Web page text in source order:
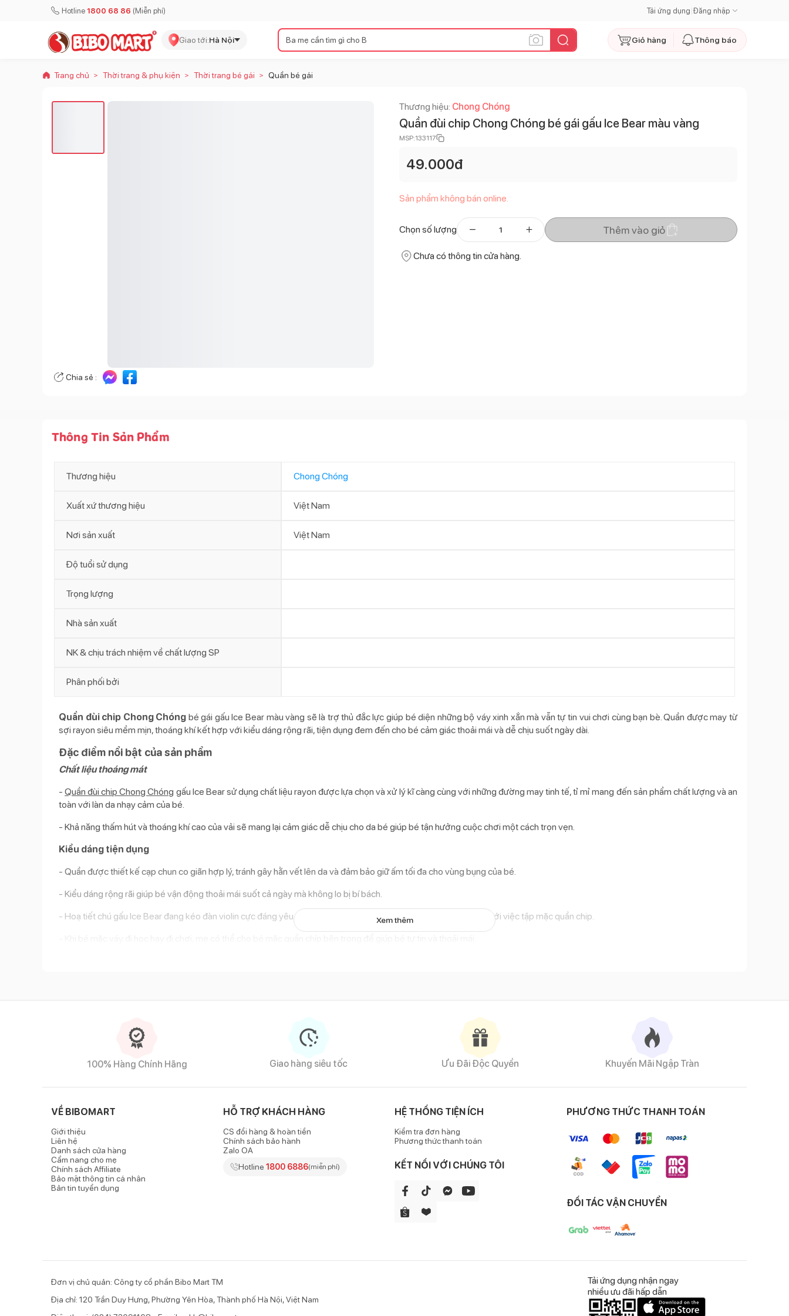
Hotline 1800 68 86 (Miễn phí) Tải ứng dụng Đăng nhập
Giao tới:Hà Nội Giỏ hàng Thông báo
Trang chủ > Thời trang & phụ kiện > Thời trang bé gái > Quần bé gái
Chia sẻ :
Thương hiệu: Chong Chóng
Quần đùi chip Chong Chóng bé gái gấu Ice Bear màu vàng
MSP:133117
49.000đ
Sản phẩm không bán online.
Chọn số lượng Thêm vào giỏ
Chưa có thông tin cửa hàng.
Thông Tin Sản Phẩm
Thương hiệu Chong Chóng
Xuất xứ thương hiệu Việt Nam
Nơi sản xuất Việt Nam
Độ tuổi sử dụng
Trọng lượng
Nhà sản xuất
NK & chịu trách nhiệm về chất lượng SP
Phân phối bởi
Quần đùi chip Chong Chóng bé gái gấu Ice Bear màu vàng sẽ là trợ thủ đắc lực giúp bé diện những bộ váy xinh xắn mà vẫn tự tin vui chơi cùng bạn bè. Quần được may từ
sợi rayon siêu mềm mịn, thoáng khí kết hợp với kiểu dáng rộng rãi, tiện dụng đem đến cho bé cảm giác thoải mái và dễ chịu suốt ngày dài.
Đặc điểm nổi bật của sản phẩm
Chất liệu thoáng mát
-Quần đùi chip Chong Chóng gấu Ice Bear sử dụng chất liệu rayon được lựa chọn và xử lý kĩ càng cùng với những đường may tinh tế, tỉ mỉ mang đến sản phẩm chất lượng và an
toàn với làn da nhạy cảm của bé.
- Khả năng thấm hút và thoáng khí cao của vải sẽ mang lại cảm giác dễ chịu cho da bé giúp bé tận hưởng cuộc chơi một cách trọn vẹn.
Kiểu dáng tiện dụng
- Quần được thiết kế cạp chun co giãn hợp lý, tránh gây hằn vết lên da và đảm bảo giữ ấm tối đa cho vùng bụng của bé.
- Kiểu dáng rộng rãi giúp bé vận động thoải mái suốt cả ngày mà không lo bị bí bách.
- Hoạ tiết chú gấu Ice Bear đang kéo đàn violin cực đáng yêu gây ấn tượng với các bạn nhỏ. Bé sẽ thích thú hơn với việc tập mặc quần chip.
Xem thêm
100% Hàng Chính Hãng Giao hàng siêu tốc Ưu Đãi Độc Quyền Khuyến Mãi Ngập Tràn
VỀ BIBOMART
Giới thiệu
Liên hệ
Danh sách cửa hàng
Cẩm nang cho mẹ
Chính sách Affiliate
Bảo mật thông tin cá nhân
Bản tin tuyển dụng
HỖ TRỢ KHÁCH HÀNG
CS đổi hàng & hoàn tiền
Chính sách bảo hành
Zalo OA
Hotline 1800 6886(miễn phí)
HỆ THỐNG TIỆN ÍCH
Kiểm tra đơn hàng
Phương thức thanh toán
KẾT NỐI VỚI CHÚNG TÔI
PHƯƠNG THỨC THANH TOÁN
ĐỐI TÁC VẬN CHUYỂN
Đơn vị chủ quản: Công ty cổ phần Bibo Mart TM
Địa chỉ: 120 Trần Duy Hưng, Phường Yên Hòa, Thành phố Hà Nội, Việt Nam
Tải ứng dụng nhận ngay
nhiều ưu đãi hấp dẫn